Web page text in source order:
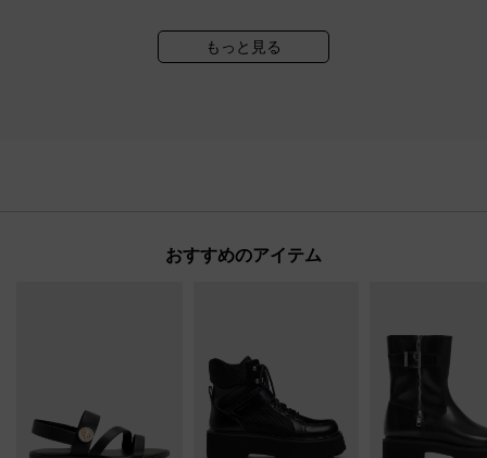
もっと見る
おすすめのアイテム